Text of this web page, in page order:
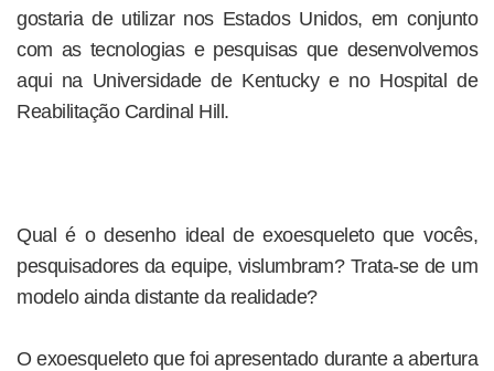
gostaria de utilizar nos Estados Unidos, em conjunto
com as tecnologias e pesquisas que desenvolvemos
aqui na Universidade de Kentucky e no Hospital de
Reabilitação Cardinal Hill.
Qual é o desenho ideal de exoesqueleto que vocês,
pesquisadores da equipe, vislumbram? Trata-se de um
modelo ainda distante da realidade?
O exoesqueleto que foi apresentado durante a abertura